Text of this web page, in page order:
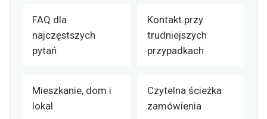
FAQ dla
najczęstszych
pytań
Kontakt przy
trudniejszych
przypadkach
Mieszkanie, dom i
lokal
Czytelna ścieżka
zamówienia